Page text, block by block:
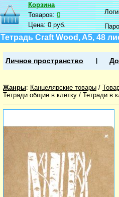
Корзина
Товаров:0
Цена:0 руб.
Тетрадь Craft Wood, A5, 48
Личное пространство
Жанры: Канцелярские товары /
Тетради общие в клетку / Тетради в